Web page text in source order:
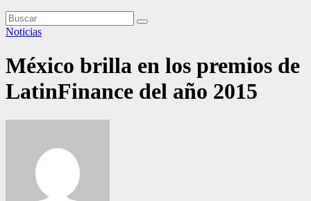
Noticias
México brilla en los premios de
LatinFinance del año 2015